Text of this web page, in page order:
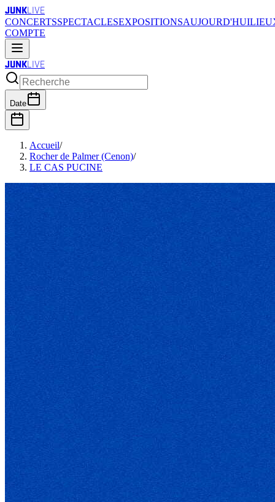
JUNKLIVE
CONCERTSSPECTACLESEXPOSITIONSAUJOURD'HUI
COMPTE
JUNKLIVE
Date
Accueil/
Rocher de Palmer (Cenon)/
LE CAS PUCINE